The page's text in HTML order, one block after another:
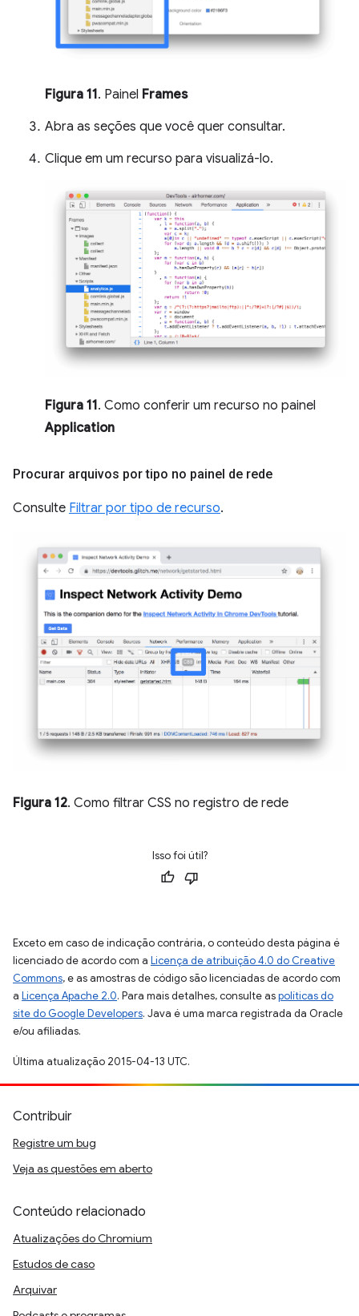
Figura 11. Painel Frames
Abra as seções que você quer consultar.
Clique em um recurso para visualizá-lo.
Figura 11. Como conferir um recurso no painel
Application
Procurar arquivos por tipo no painel de rede
Consulte Filtrar por tipo de recurso.
Figura 12. Como filtrar CSS no registro de rede
Isso foi útil?
Exceto em caso de indicação contrária, o conteúdo desta página é
licenciado de acordo com a Licença de atribuição 4.0 do Creative
Commons, e as amostras de código são licenciadas de acordo com
a Licença Apache 2.0. Para mais detalhes, consulte aspolíticas do
site do Google Developers. Java é uma marca registrada da Oracle
e/ou afiliadas.
Última atualização 2015-04-13 UTC.
Contribuir
Registre um bug
Veja as questões em aberto
Conteúdo relacionado
Atualizações do Chromium
Estudos de caso
Arquivar